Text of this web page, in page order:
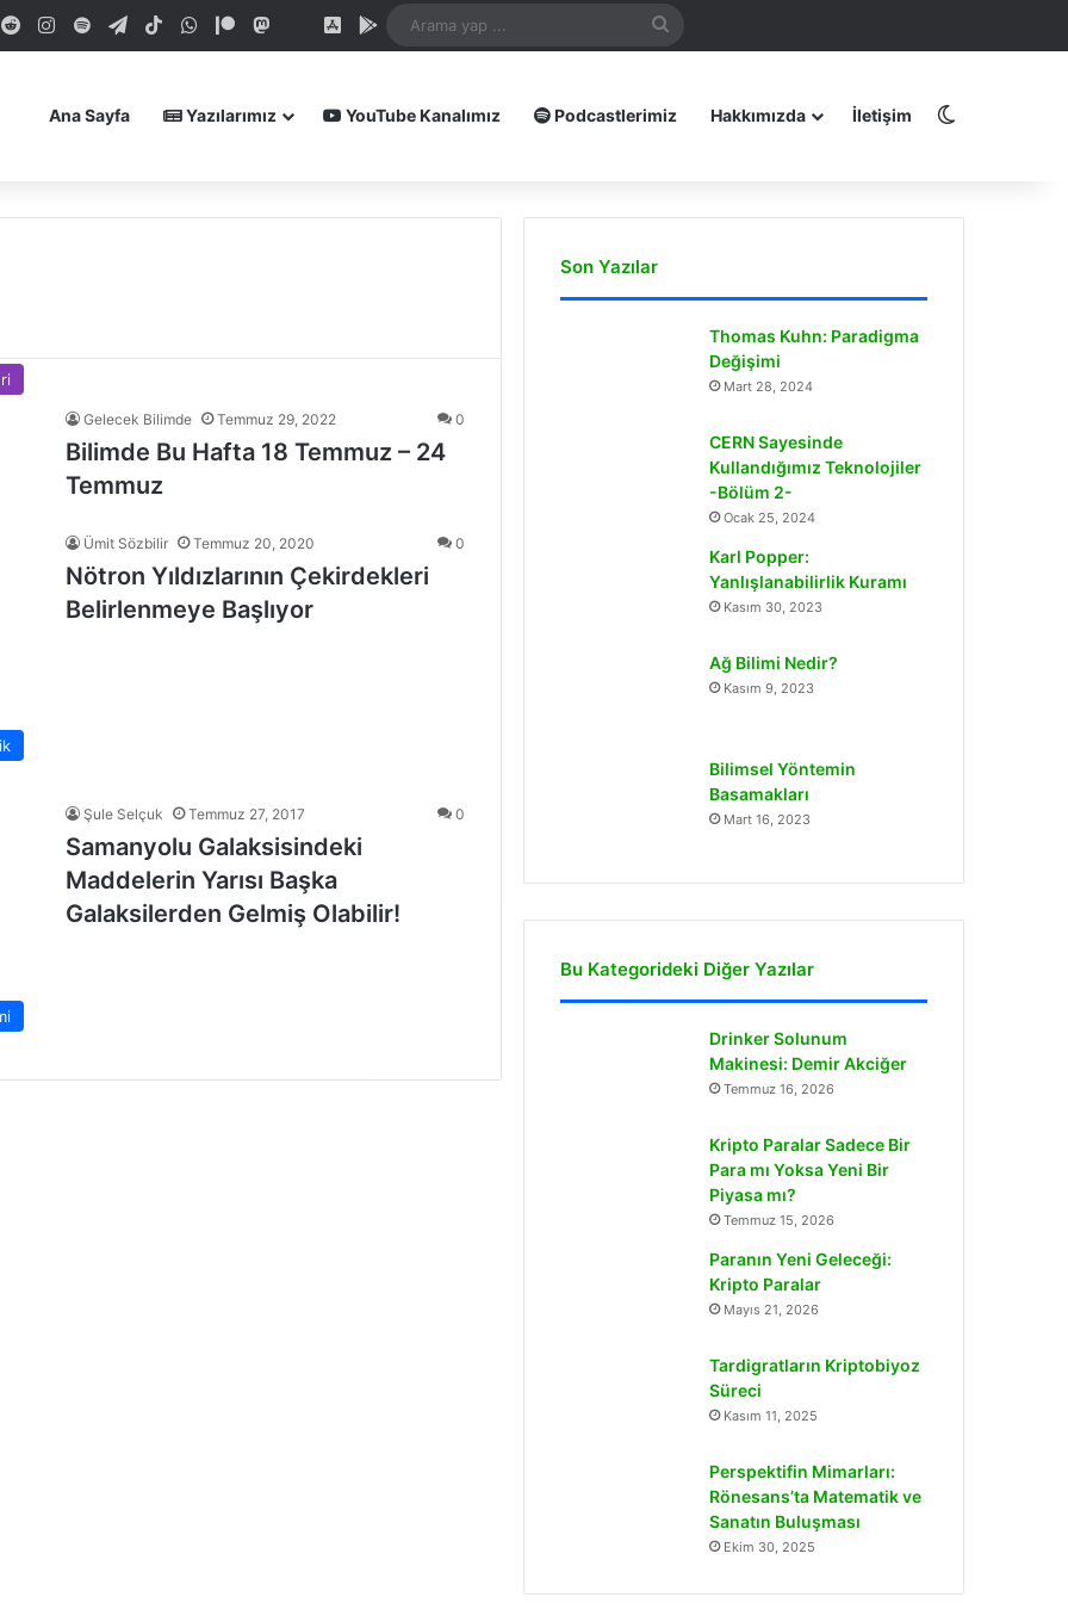
RedditInstagram
SpotifyTelegramTikTokWhatsApp
PatreonMastodonBlueskyiOS Uygulamamız
Android Uygulamamız
...
Ana Sayfa Yazılarımız YouTube Kanalımız Podcastlerimiz Hakkımızda İletişim
Gelecek Bilimde Temmuz 29, 2022 0
Bilimde Bu Hafta 18 Temmuz – 24
Temmuz
Ümit Sözbilir Temmuz 20, 2020 0
Nötron Yıldızlarının Çekirdekleri
Belirlenmeye Başlıyor
Şule Selçuk Temmuz 27, 2017 0
Samanyolu Galaksisindeki
Maddelerin Yarısı Başka
Galaksilerden Gelmiş Olabilir!
Son Yazılar
Thomas Kuhn: Paradigma
Değişimi
Mart 28, 2024
CERN Sayesinde
Kullandığımız Teknolojiler
-Bölüm 2-
Ocak 25, 2024
Karl Popper:
Yanlışlanabilirlik Kuramı
Kasım 30, 2023
Ağ Bilimi Nedir?
Kasım 9, 2023
Bilimsel Yöntemin
Basamakları
Mart 16, 2023
Bu Kategorideki Diğer Yazılar
Drinker Solunum
Makinesi: Demir Akciğer
Temmuz 16, 2026
Kripto Paralar Sadece Bir
Para mı Yoksa Yeni Bir
Piyasa mı?
Temmuz 15, 2026
Paranın Yeni Geleceği:
Kripto Paralar
Mayıs 21, 2026
Tardigratların Kriptobiyoz
Süreci
Kasım 11, 2025
Perspektifin Mimarları:
Rönesans’ta Matematik ve
Sanatın Buluşması
Ekim 30, 2025